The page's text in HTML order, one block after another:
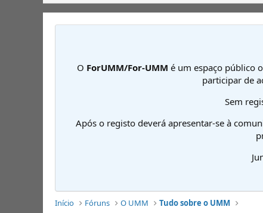
O ForUMM/For-UMM é um espaço público
participar de
Sem
Após o registo deverá apresentar-se à
Início Fóruns O UMM Tudo sobre o UMM